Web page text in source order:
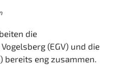
die
(EGV) und die
bereits eng zusammen.